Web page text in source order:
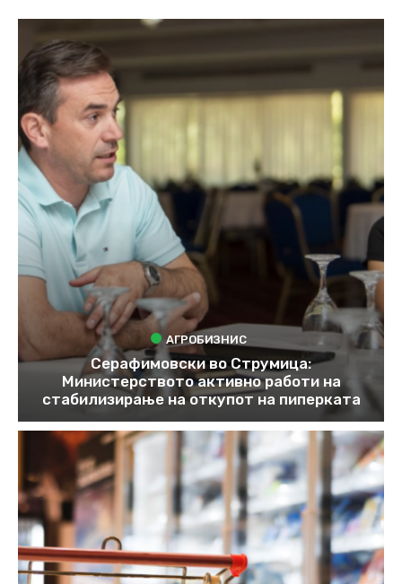
АГРОБИЗНИС
Серафимовски во Струмица:
Министерството активно работи на
стабилизирање на откупот на пиперката